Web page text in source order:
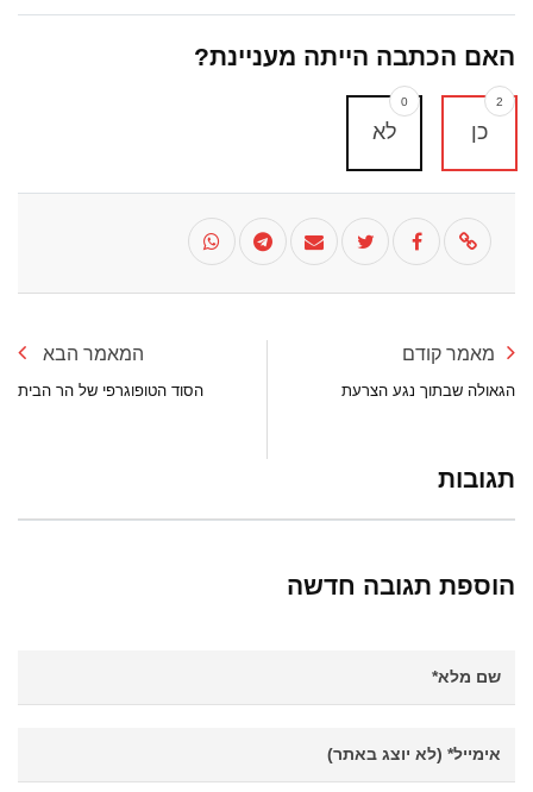
האם הכתבה הייתה מעניינת?
כן
2
לא
0
מאמר קודם
הגאולה שבתוך נגע הצרעת
המאמר הבא
הסוד הטופוגרפי של הר הבית
תגובות
הוספת תגובה חדשה